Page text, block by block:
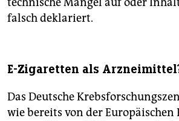
falsch deklariert.
E-Zigaretten als
Das Deutsche
wie bereits von der Europäischen